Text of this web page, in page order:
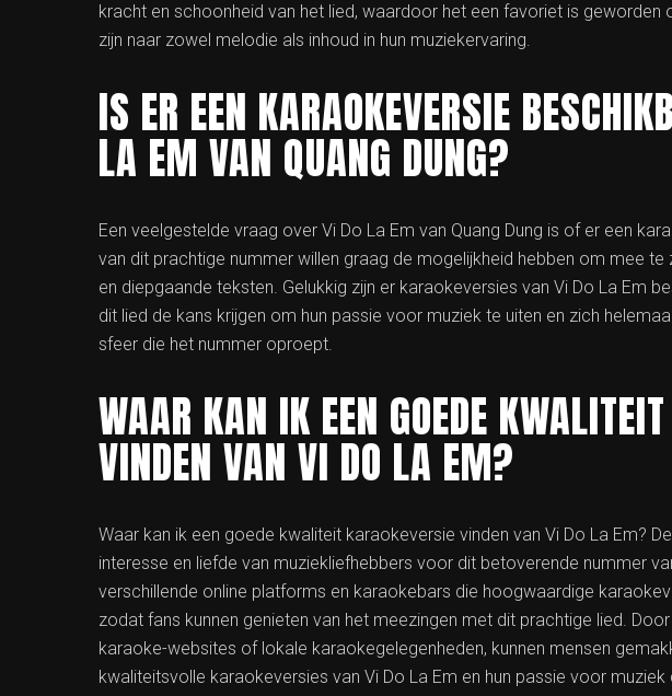
kracht en schoonheid van het lied, waardoor het een favoriet is
zijn naar zowel melodie als inhoud in hun muziekervaring.
IS ER EEN KARAOKEVERSIE
LA EM VAN QUANG DUNG?
Een veelgestelde vraag over Vi Do La Em van Quang Dung is of er een
van dit prachtige nummer willen graag de mogelijkheid hebben om mee
en diepgaande teksten. Gelukkig zijn er karaokeversies van Vi Do La Em
dit lied de kans krijgen om hun passie voor muziek te uiten en zich
sfeer die het nummer oproept.
WAAR KAN IK EEN GOEDE
VINDEN VAN VI DO LA EM?
Waar kan ik een goede kwaliteit karaokeversie vinden van Vi Do La Em?
interesse en liefde van muziekliefhebbers voor dit betoverende nummer
verschillende online platforms en karaokebars die hoogwaardige
zodat fans kunnen genieten van het meezingen met dit prachtige lied.
karaoke-websites of lokale karaokegelegenheden, kunnen mensen
kwaliteitsvolle karaokeversies van Vi Do La Em en hun passie voor muziek